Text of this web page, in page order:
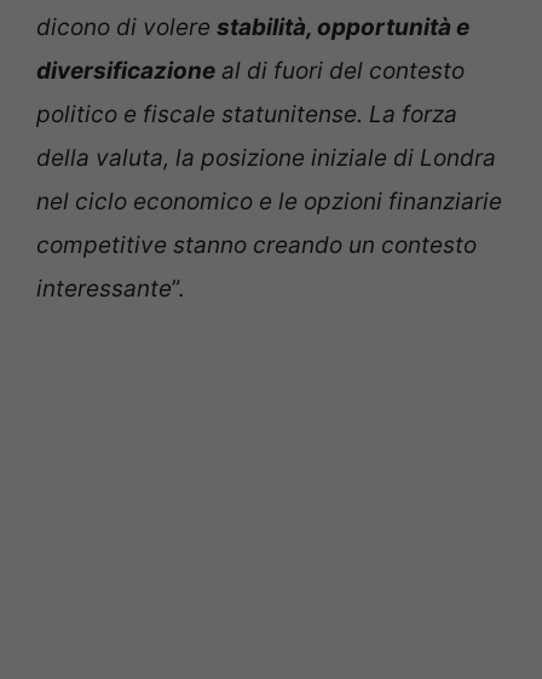
dicono di volere stabilità, opportunità e
diversificazione al di fuori del contesto
politico e fiscale statunitense. La forza
della valuta, la posizione iniziale di Londra
nel ciclo economico e le opzioni finanziarie
competitive stanno creando un contesto
interessante”.